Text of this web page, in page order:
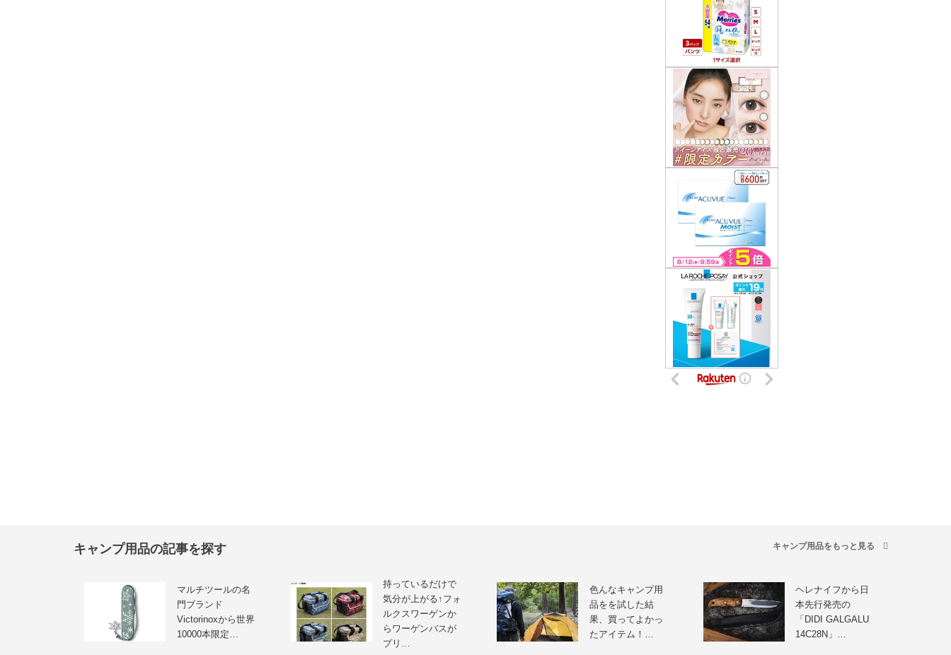
キャンプ用品の記事を探す キャンプ用品をもっと見る
マルチツールの名
門ブランド
Victorinoxから世界
10000本限定…
持っているだけで
気分が上がる↑フォ
ルクスワーゲンか
らワーゲンバスが
プリ…
色んなキャンプ用
品をを試した結
果、買ってよかっ
たアイテム！…
ヘレナイフから日
本先行発売の
「DIDI GALGALU
14C28N」…